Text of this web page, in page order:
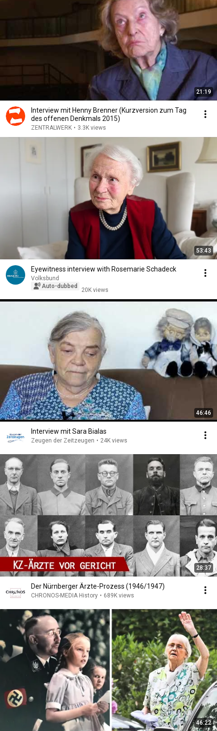
21:19
Interview mit Henny Brenner (Kurzversion zum Tag
des offenen Denkmals 2015)
ZENTRALWERK • 3.3K views
53:43
Eyewitness interview with Rosemarie Schadeck
Volksbund
Auto-dubbed
20K views
46:46
Interview mit Sara Bialas
Zeugen der Zeitzeugen • 24K views
28:37
Der Nürnberger Ärzte-Prozess (1946/1947)
CHRONOS-MEDIA History • 689K views
46:22